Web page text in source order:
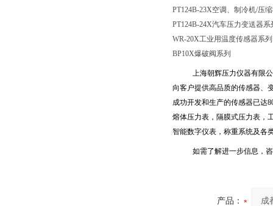
PT124B-23X空调、制冷机/压
PT124B-24X汽车压力变送器系
WR-20X工业用温度传感器系列
BP10X爆破阀系列
上海朝辉压力仪器有限
向客户提供高品质的传感器、
成功开发和生产的传感器已达
熔体压力表，隔膜式压力表，
智能数字仪表，称重系统及各
如需了解进一步信息，
产品：